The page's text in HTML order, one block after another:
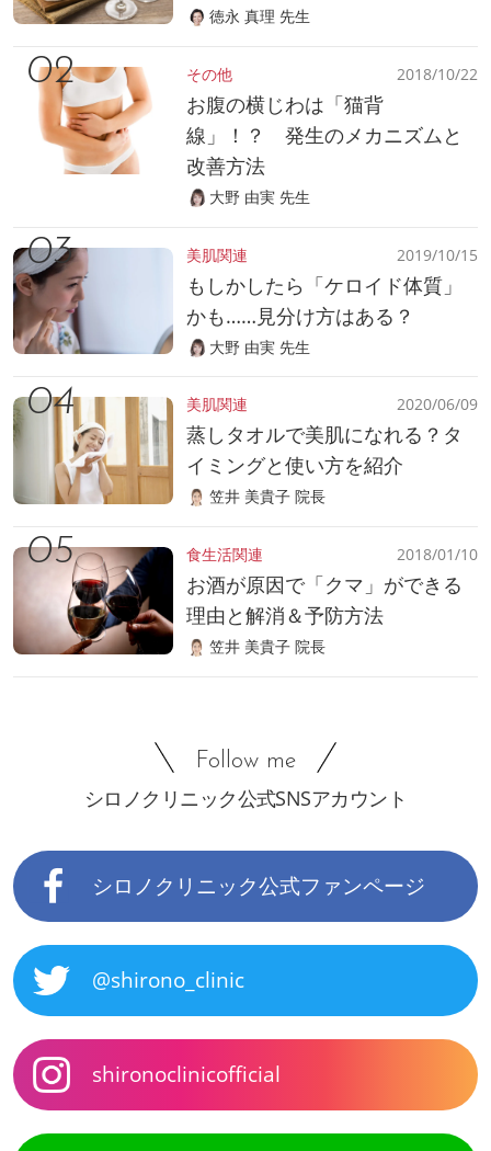
徳永 真理 先生
その他 2018/10/22
お腹の横じわは「猫背
線」！？ 発生のメカニズムと
改善方法
大野 由実 先生
美肌関連 2019/10/15
もしかしたら「ケロイド体質」
かも……見分け方はある？
大野 由実 先生
美肌関連 2020/06/09
蒸しタオルで美肌になれる？タ
イミングと使い方を紹介
笠井 美貴子 院長
食生活関連 2018/01/10
お酒が原因で「クマ」ができる
理由と解消＆予防方法
笠井 美貴子 院長
Follow me
シロノクリニック公式SNSアカウント
シロノクリニック公式ファンページ
@shirono_clinic
shironoclinicofficial